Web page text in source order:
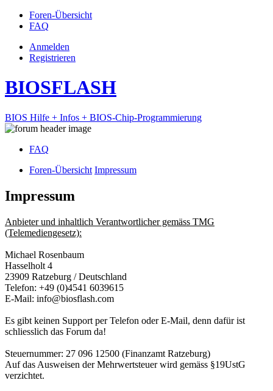
Foren-Übersicht
FAQ
Anmelden
Registrieren
BIOSFLASH
BIOS Hilfe + Infos + BIOS-Chip-Programmierung
FAQ
Foren-Übersicht Impressum
Impressum
Anbieter und inhaltlich Verantwortlicher gemäss TMG
(Telemediengesetz):
Michael Rosenbaum
Hasselholt 4
23909 Ratzeburg / Deutschland
Telefon: +49 (0)4541 6039615
E-Mail: info@biosflash.com
Es gibt keinen Support per Telefon oder E-Mail, denn dafür ist
schliesslich das Forum da!
Steuernummer: 27 096 12500 (Finanzamt Ratzeburg)
Auf das Ausweisen der Mehrwertsteuer wird gemäss §19UstG
verzichtet.